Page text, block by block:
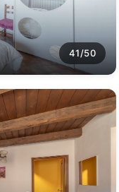
41/50